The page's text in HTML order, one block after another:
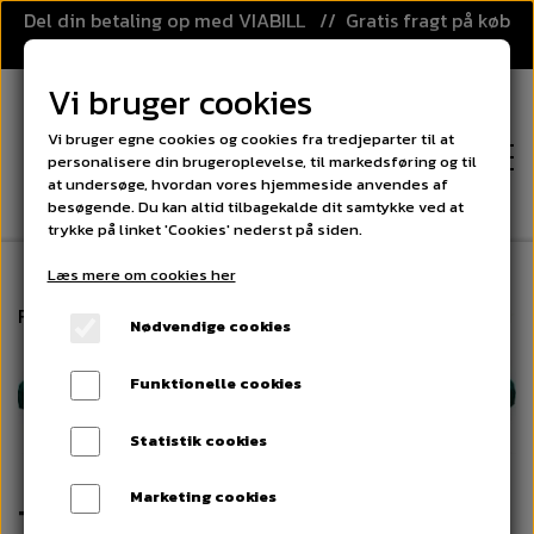
Del din betaling op med VIABILL // Gratis fragt på køb
over 499,-
FORSIDE
KATEGORIER
PRISGARANTI
KLUBAFTALE
Forside Trampoliner Trampolin Kantpude - BERG
Vi bruger cookies
Vi bruger egne cookies og cookies fra tredjeparter til at
personalisere din brugeroplevelse, til markedsføring og til
at undersøge, hvordan vores hjemmeside anvendes af
besøgende. Du kan altid tilbagekalde dit samtykke ved at
trykke på linket 'Cookies' nederst på siden.
Læs mere om cookies her
Nødvendige cookies
Funktionelle cookies
Statistik cookies
Marketing cookies